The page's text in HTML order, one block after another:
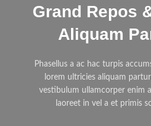
Grand Repos
Aliquam
Phasellus a ac hac turpis
lorem ultricies aliquam
vestibulum ullamcorper enim
laoreet in vel a et primis